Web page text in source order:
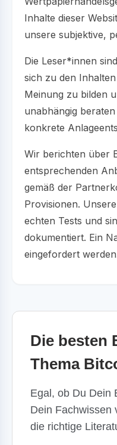
Inhalte dieser
unsere subjektive,
Die Leser*innen
sich zu den
Meinung zu bilden
unabhängig
konkrete
Wir berichten über
entsprechenden
gemäß der
Provisionen.
echten Tests und
dokumentiert. Ein
eingefordert
Die besten
Thema
Egal, ob Du Dein
Dein Fachwissen
die richtige